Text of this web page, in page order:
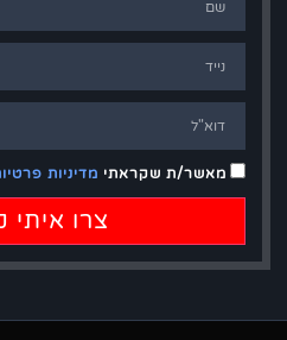
מאשר/ת שקראתימדיניות
צרו איתי